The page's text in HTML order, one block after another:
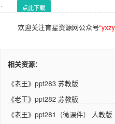
点此下载
欢迎关注育星资源网公众号
相关资源：
《老王》ppt283 苏教版
《老王》ppt282 苏教版
《老王》ppt281（微课件） 人教版